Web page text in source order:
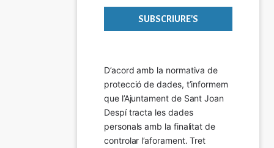
D’acord amb la normativa de
protecció de dades, t’informem
que l’Ajuntament de Sant Joan
Despí tracta les dades
personals amb la finalitat de
controlar l’aforament. Tret